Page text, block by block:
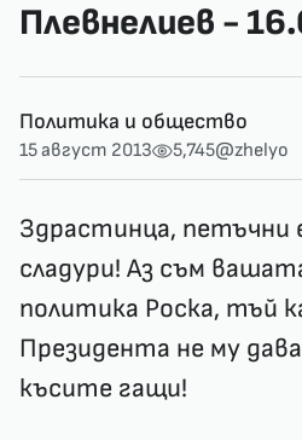
Плевнелиев -
Политика и общество
15 август 2013 5,745@zhelyo
Здрастинца, петъчни
сладури! Аз съм
политика Роска, тъй
Президента не му
късите гащи!